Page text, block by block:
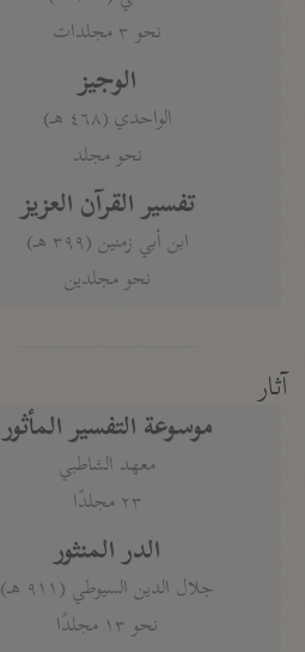
نحو ٣ مجلدات
الوجيز
الواحدي (٤٦٨ هـ)
نحو مجلد
تفسير القرآن العزيز
ابن أبي زمنين (٣٩٩ هـ)
نحو مجلدين
آثار
موسوعة التفسير المأثور
معهد الشاطبي
٢٣ مجلدًا
الدر المنثور
جلال الدين السيوطي (٩١١ هـ)
نحو ١٣ مجلدًا